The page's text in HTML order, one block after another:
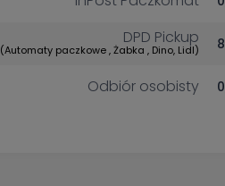
DPD Pickup
(Automaty paczkowe , Żabka , Dino, Lidl)
Odbiór osobisty